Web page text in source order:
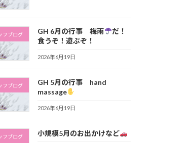
フブログ GH 6月の行事 梅雨
だ！
食うぞ！遊ぶぞ！
2026年6月19日
フブログ
GH 5月の行事 hand
massage
2026年6月19日
フブログ 小規模5月のお出かけなど